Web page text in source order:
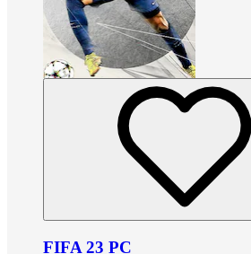
FIFA 23 PC